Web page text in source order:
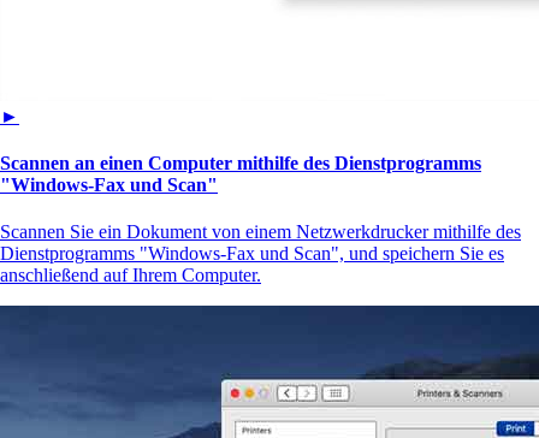
►
Scannen an einen Computer mithilfe des Dienstprogramms
"Windows-Fax und Scan"
Scannen Sie ein Dokument von einem Netzwerkdrucker mithilfe des
Dienstprogramms "Windows-Fax und Scan", und speichern Sie es
anschließend auf Ihrem Computer.